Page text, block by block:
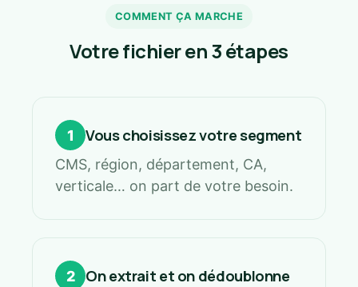
COMMENT ÇA MARCHE
Votre fichier en 3 étapes
1 Vous choisissez votre segment
CMS, région, département, CA,
verticale… on part de votre besoin.
2 On extrait et on dédoublonne